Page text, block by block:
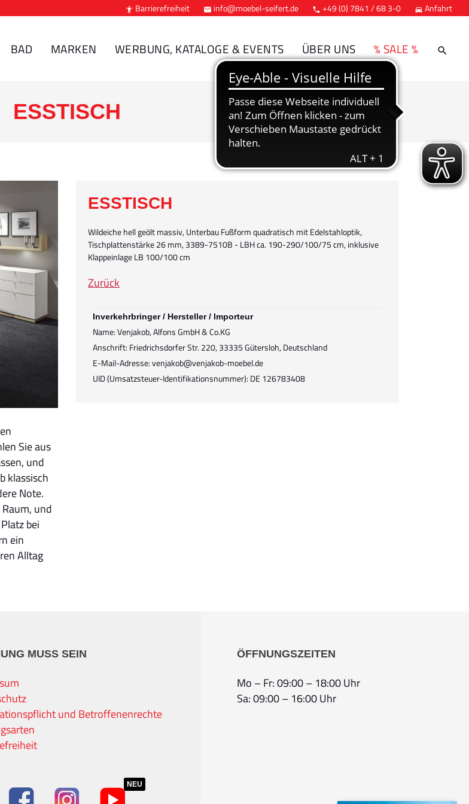
 Barrierefreiheit  info@moebel-seifert.de  +49 (0) 7841 / 68 3-0  Anfahrt
BAD MARKEN WERBUNG, KATALOGE & EVENTS ÜBER UNS % SALE %
ESSTISCH
Sie aus
und
klassisch
Note.
und
bei
ein
Alltag
ESSTISCH
Wildeiche hell geölt massiv, Unterbau Fußform quadratisch mit Edelstahloptik,
Tischplattenstärke 26 mm, 3389-7510B - LBH ca. 190-290/100/75 cm, inklusive
Klappeinlage LB 100/100 cm
Zurück
Inverkehrbringer / Hersteller / Importeur
Name: Venjakob, Alfons GmbH & Co.KG
Anschrift: Friedrichsdorfer Str. 220, 33335 Gütersloh, Deutschland
E-Mail-Adresse: venjakob@venjakob-moebel.de
UID (Umsatzsteuer-Identifikationsnummer): DE 126783408
MUSS SEIN
und Betroffenenrechte
NEU
ÖFFNUNGSZEITEN
Mo – Fr: 09:00 – 18:00 Uhr
Sa: 09:00 – 16:00 Uhr